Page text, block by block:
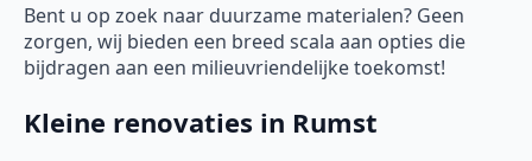
Bent u op zoek naar duurzame materialen? Geen
zorgen, wij bieden een breed scala aan opties die
bijdragen aan een milieuvriendelijke toekomst!
Kleine renovaties in Rumst